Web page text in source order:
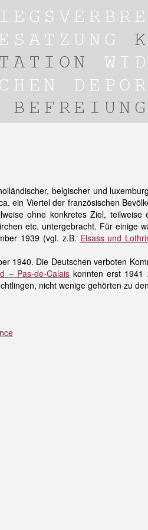
belgischer und
ein Viertel der französischen
ohne konkretes Ziel,
etc. untergebracht. Für einige
1939 (vgl. z.B. Elsass und
1940. Die Deutschen verboten
– Pas-de-Calaiskonnten erst 1941
nicht wenige gehörten zu